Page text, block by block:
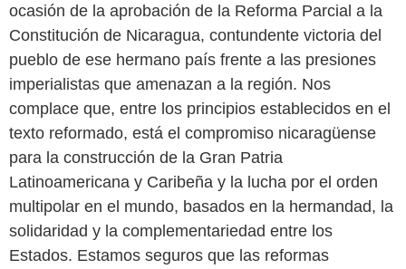
ocasión de la aprobación de la Reforma Parcial a la
Constitución de Nicaragua, contundente victoria del
pueblo de ese hermano país frente a las presiones
imperialistas que amenazan a la región. Nos
complace que, entre los principios establecidos en el
texto reformado, está el compromiso nicaragüense
para la construcción de la Gran Patria
Latinoamericana y Caribeña y la lucha por el orden
multipolar en el mundo, basados en la hermandad, la
solidaridad y la complementariedad entre los
Estados. Estamos seguros que las reformas